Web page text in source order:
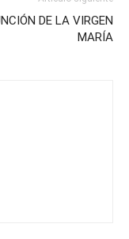
DE LA VIRGEN
MARÍA